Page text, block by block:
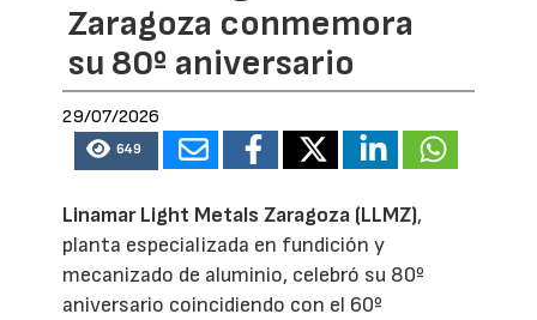
Zaragoza conmemora
su 80º aniversario
29/07/2026
649
Linamar Light Metals Zaragoza (LLMZ),
planta especializada en fundición y
mecanizado de aluminio, celebró su 80º
aniversario coincidiendo con el 60º